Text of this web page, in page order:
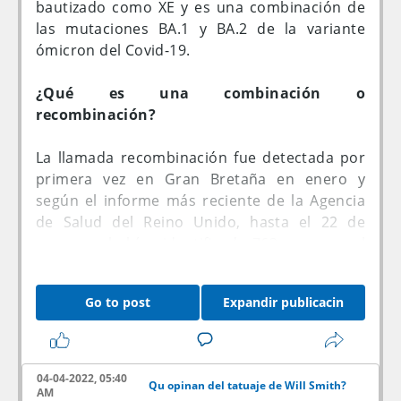
fruta madura.
Además, las investigadoras también
libertad y encontraron que contenía
metabolitos secundarios de alcohol, algo que
estaban utilizando este como una fuente de
energía.
Según los investigadores, la necesidad de una
estos monos como de nuestros ancestros
humanos a la hora de elegir qué fruta comer.
Del mismo modo, tampoco descartan que los
efectos placenteros y relajantes del etanol
puedan resultar de manera similar en
mayores tasas de consumo y ganancia
bautizado como XE y es una combinación de
las mutaciones BA.1 y BA.2 de la variante
ómicron del Covid-19.
¿Qué es una combinación o
recombinación?
La llamada recombinación fue detectada por
primera vez en Gran Bretaña en enero y
según el informe más reciente de la Agencia
de Salud del Reino Unido, hasta el 22 de
Estas recombinaciones surgen en un paciente
infectado por más de una cepa de covid-19,
cuando las variantes mezclan su código
genético al replicarse y forman una nueva
mutación, explicaron expertos británicos en
Go to post Expandir publicacin
04-04-2022, 05:40
AM
Qu opinan del tatuaje de Will Smith?